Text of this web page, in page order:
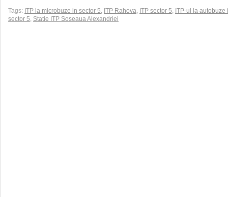
Tags: ITP la microbuze in sector 5, ITP Rahova, ITP sector 5, ITP-ul la autobuze
sector 5, Statie ITP Soseaua Alexandriei